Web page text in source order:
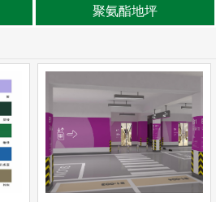
聚氨酯地坪
停车场环氧地坪
停车场地坪
查看详情
立即询问